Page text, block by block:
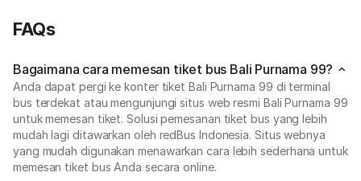
FAQs
Bagaimana cara memesan tiket bus Bali Purnama 99?
Anda dapat pergi ke konter tiket Bali Purnama 99 di terminal
bus terdekat atau mengunjungi situs web resmi Bali Purnama 99
untuk memesan tiket. Solusi pemesanan tiket bus yang lebih
mudah lagi ditawarkan oleh redBus Indonesia. Situs webnya
yang mudah digunakan menawarkan cara lebih sederhana untuk
memesan tiket bus Anda secara online.